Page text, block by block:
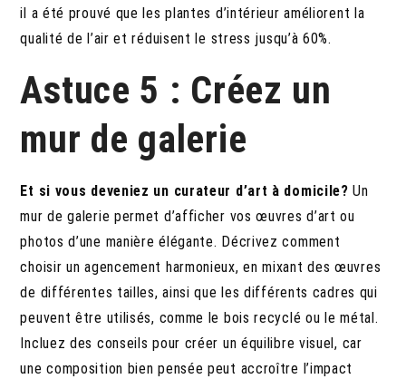
il a été prouvé que les plantes d’intérieur améliorent la
qualité de l’air et réduisent le stress jusqu’à 60%.
Astuce 5 : Créez un
mur de galerie
Et si vous deveniez un curateur d’art à domicile? Un
mur de galerie permet d’afficher vos œuvres d’art ou
photos d’une manière élégante. Décrivez comment
choisir un agencement harmonieux, en mixant des œuvres
de différentes tailles, ainsi que les différents cadres qui
peuvent être utilisés, comme le bois recyclé ou le métal.
Incluez des conseils pour créer un équilibre visuel, car
une composition bien pensée peut accroître l’impact